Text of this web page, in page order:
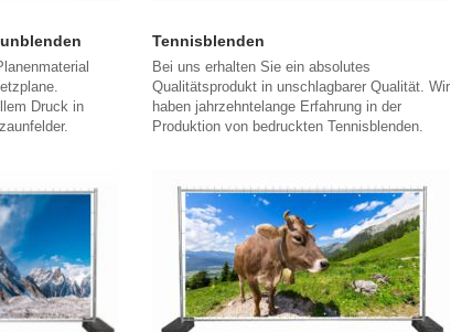
Druck in
Tennisblenden
Bei uns erhalten Sie ein absolutes
Qualitätsprodukt in unschlagbarer Qualität. Wir
haben jahrzehntelange Erfahrung in der
Produktion von bedruckten Tennisblenden.